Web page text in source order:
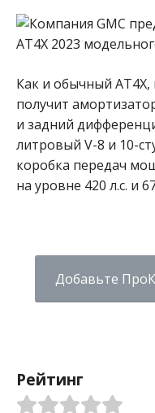
Как и обычный AT4X,
получит
и задний
литровый V-8 и 10-
коробка передач
на уровне 420 л.с. и
Добавьте
Рейтинг